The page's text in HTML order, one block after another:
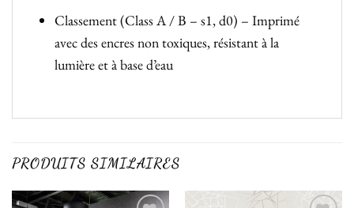
Classement (Class A / B – s1, d0) – Imprimé
avec des encres non toxiques, résistant à la
lumière et à base d’eau
PRODUITS SIMILAIRES